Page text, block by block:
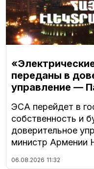
переданы в
управление —
ЭСА перейдет в
собственность и
доверительное
министр Армении
06.08.2026 11:32